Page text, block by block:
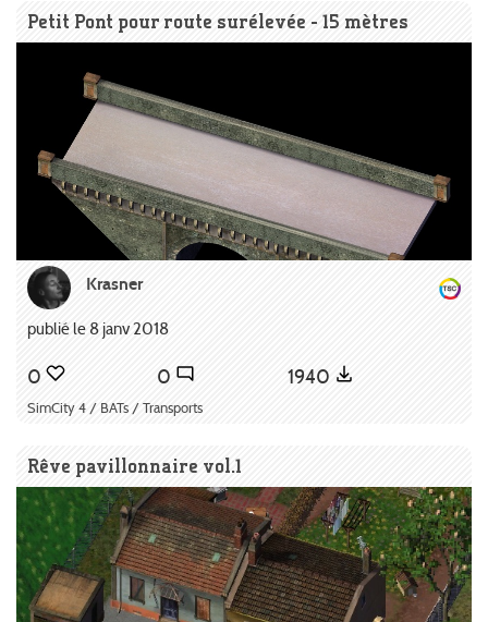
Petit Pont pour route surélevée - 15 mètres
Krasner
publié le 8 janv 2018
0 0 1940
SimCity 4 / BATs / Transports
Rêve pavillonnaire vol.1